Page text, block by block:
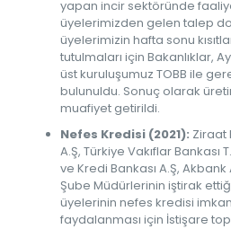
yapan incir sektöründe
üyelerimizden gelen talep
üyelerimizin hafta sonu
tutulmaları için Bakanlıklar,
üst kuruluşumuz TOBB ile
bulunuldu. Sonuç olarak
muafiyet getirildi.
Nefes Kredisi (2021): Ziraat
A.Ş, Türkiye Vakıflar Bankası
ve Kredi Bankası A.Ş,
Şube Müdürlerinin iştirak
üyelerinin nefes kredisi
faydalanması için İstişare